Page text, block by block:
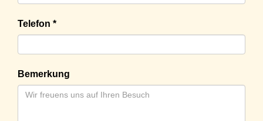
Telefon *
Bemerkung